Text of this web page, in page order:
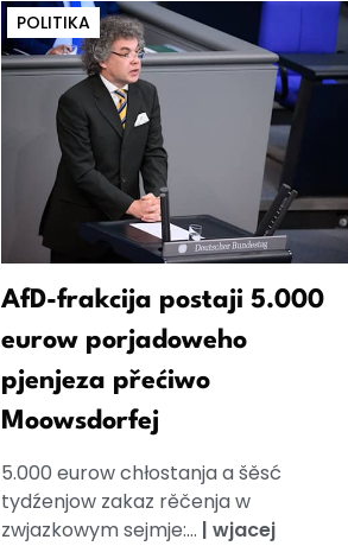
POLITIKA
AfD-frakcija postaji 5.000
eurow porjadoweho
pjenjeza přećiwo
Moowsdorfej
5.000 eurow chłostanja a šěsć
tydźenjow zakaz rěčenja w
zwjazkowym sejmje:... | wjacej